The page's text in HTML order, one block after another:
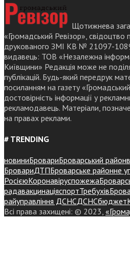
Щотижнева
«Громадський Ревізор»,
друкованого ЗМІ КВ № 21097-
видавець: ТОВ «Незалежна
Київщини» Редакція може не
публікацій. Будь-який передрук
посиланням на газету
достовірність інформації у
рекламодавець. Матеріали,
на правах реклами.
# TRENDING
новиниБровариБроварський район
БровариДТПБроварське районне
РосієюКоронавіруспожежа
радавакцинаціяспортТребухів
райуправління ДСНСДСНСбюджет
Всі права захищені: © 2023,